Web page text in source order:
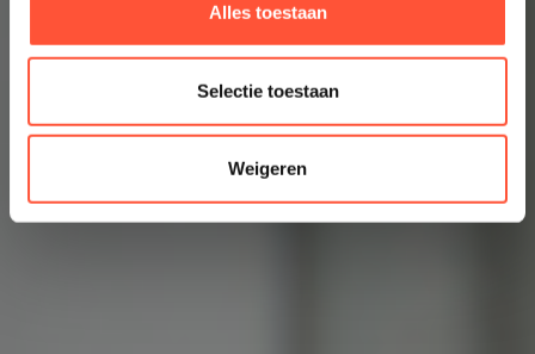
Alles toestaan
Selectie toestaan
Weigeren